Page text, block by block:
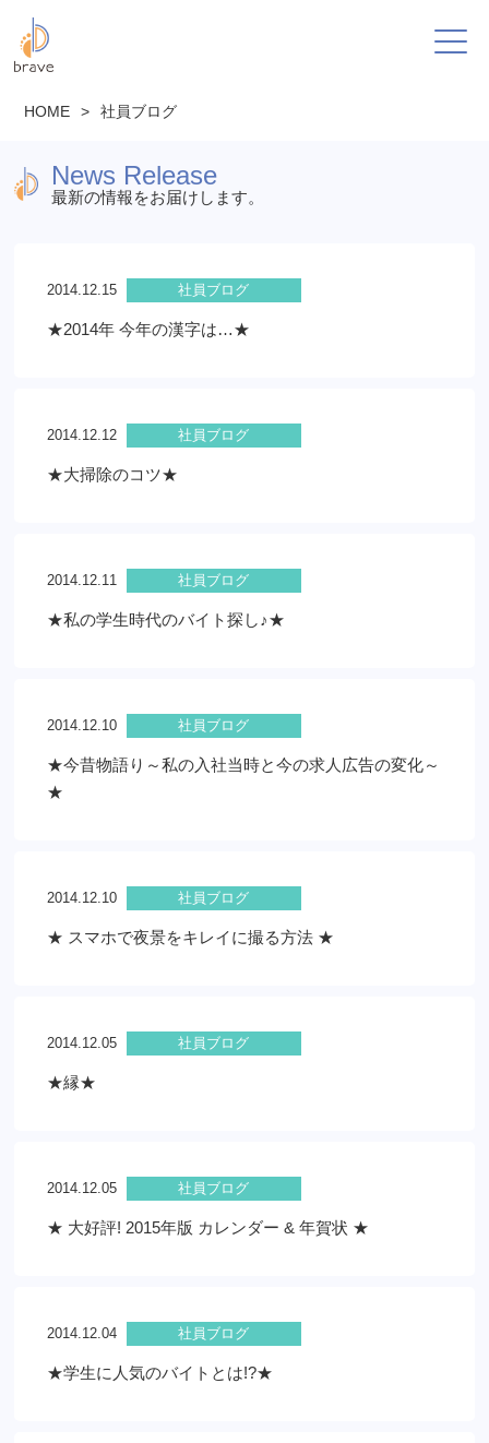
HOME > 社員ブログ
News Release
最新の情報をお届けします。
2014.12.15 社員ブログ
★2014年 今年の漢字は…★
2014.12.12 社員ブログ
★大掃除のコツ★
2014.12.11 社員ブログ
★私の学生時代のバイト探し♪★
2014.12.10 社員ブログ
★今昔物語り～私の入社当時と今の求人広告の変化～
★
2014.12.10 社員ブログ
★ スマホで夜景をキレイに撮る方法 ★
2014.12.05 社員ブログ
★縁★
2014.12.05 社員ブログ
★ 大好評! 2015年版 カレンダー & 年賀状 ★
2014.12.04 社員ブログ
★学生に人気のバイトとは!?★